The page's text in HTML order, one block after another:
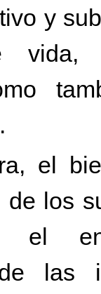
y
el
de los
el
de las